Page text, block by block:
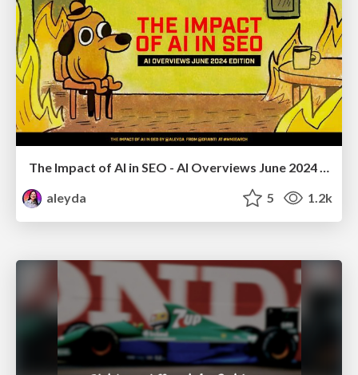
The Impact of AI in SEO - AI Overviews June 2024 Edition
aleyda
5 1.2k